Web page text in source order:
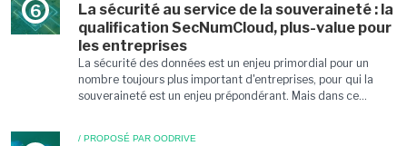
6
La sécurité au service de la souveraineté : la
qualification SecNumCloud, plus-value pour
les entreprises
La sécurité des données est un enjeu primordial pour un
nombre toujours plus important d'entreprises, pour qui la
souveraineté est un enjeu prépondérant. Mais dans ce...
/ PROPOSÉ PAR OODRIVE